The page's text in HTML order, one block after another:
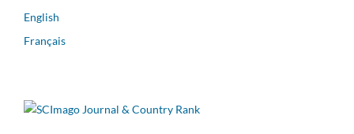
English
Français